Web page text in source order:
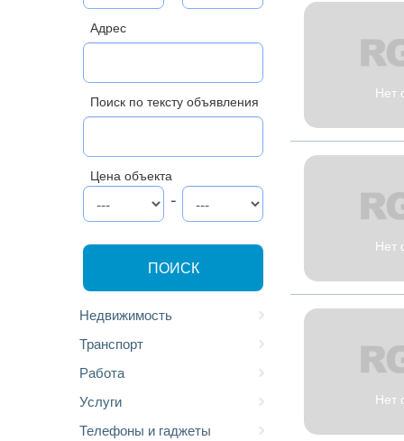
Адрес
Поиск по тексту объявления
Цена объекта
-
ПОИСК
Недвижимость
Транспорт
Работа
Услуги
Телефоны и гаджеты
Нет
Нет
Нет